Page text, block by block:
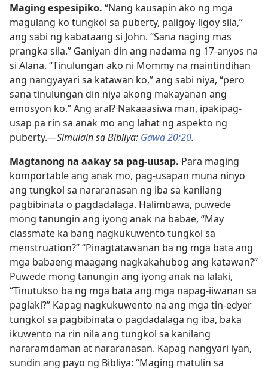
Maging espesipiko. “Nang kausapin ako ng mga
magulang ko tungkol sa puberty, paligoy-ligoy sila,”
ang sabi ng kabataang si John. “Sana naging mas
prangka sila.” Ganiyan din ang nadama ng 17-anyos na
si Alana. “Tinulungan ako ni Mommy na maintindihan
ang nangyayari sa katawan ko,” ang sabi niya, “pero
sana tinulungan din niya akong makayanan ang
emosyon ko.” Ang aral? Nakaaasiwa man, ipakipag-
usap pa rin sa anak mo ang lahat ng aspekto ng
puberty.—Simulain sa Bibliya: Gawa 20:20.
Magtanong na aakay sa pag-uusap. Para maging
komportable ang anak mo, pag-usapan muna ninyo
ang tungkol sa nararanasan ng iba sa kanilang
pagbibinata o pagdadalaga. Halimbawa, puwede
mong tanungin ang iyong anak na babae, “May
classmate ka bang nagkukuwento tungkol sa
menstruation?” “Pinagtatawanan ba ng mga bata ang
mga babaeng maagang nagkakahubog ang katawan?”
Puwede mong tanungin ang iyong anak na lalaki,
“Tinutukso ba ng mga bata ang mga napag-iiwanan sa
paglaki?” Kapag nagkukuwento na ang mga tin-edyer
tungkol sa pagbibinata o pagdadalaga ng iba, baka
ikuwento na rin nila ang tungkol sa kanilang
nararamdaman at nararanasan. Kapag nangyari iyan,
sundin ang payo ng Bibliya: “Maging matulin sa